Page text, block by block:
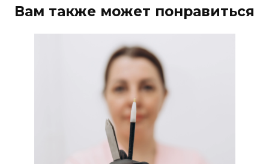
Вам также может понравиться